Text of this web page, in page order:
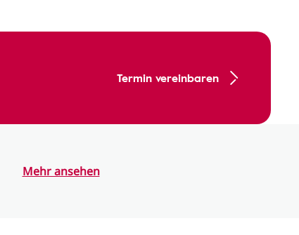
Termin vereinbaren
Mehr ansehen